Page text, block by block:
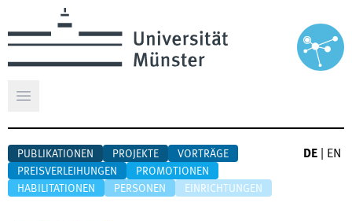
Hauptmenü öffnen
PUBLIKATIONEN PROJEKTE
VORTRÄGE
PREISVERLEIHUNGEN
PROMOTIONEN
HABILITATIONEN
PERSONEN EINRICHTUNGEN
DE EN